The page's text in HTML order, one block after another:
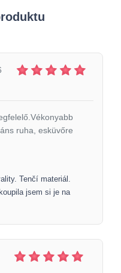
ruha, esküvőre
Tenčí materiál.
jsem si je na